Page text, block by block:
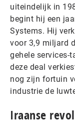
uiteindelijk in
begint hij een
Systems. Hij
voor 3,9 miljard
gehele services-
deze deal
nog zijn fortuin
industrie de
Iraanse